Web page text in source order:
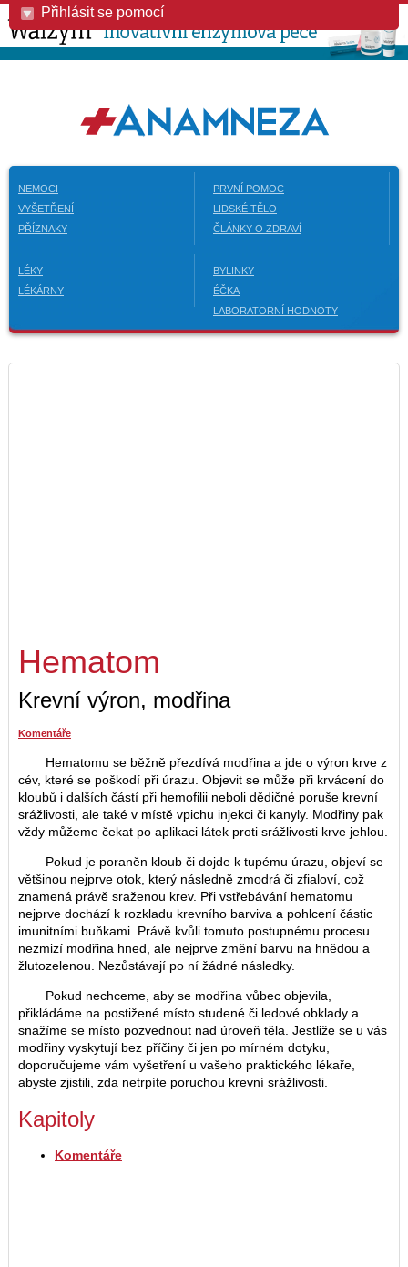
Přihlásit se pomocí
NEMOCI
VYŠETŘENÍ
PŘÍZNAKY
PRVNÍ POMOC
LIDSKÉ TĚLO
ČLÁNKY O ZDRAVÍ
LÉKY
LÉKÁRNY
BYLINKY
ÉČKA
LABORATORNÍ HODNOTY
Hematom
Krevní výron, modřina
Komentáře
Hematomu se běžně přezdívá modřina a jde o výron krve z
cév, které se poškodí při úrazu. Objevit se může při krvácení do
kloubů i dalších částí při hemofilii neboli dědičné poruše krevní
srážlivosti, ale také v místě vpichu injekci či kanyly. Modřiny pak
vždy můžeme čekat po aplikaci látek proti srážlivosti krve jehlou.
Pokud je poraněn kloub či dojde k tupému úrazu, objeví se
většinou nejprve otok, který následně zmodrá či zfialoví, což
znamená právě sraženou krev. Při vstřebávání hematomu
nejprve dochází k rozkladu krevního barviva a pohlcení částic
imunitními buňkami. Právě kvůli tomuto postupnému procesu
nezmizí modřina hned, ale nejprve změní barvu na hnědou a
žlutozelenou. Nezůstávají po ní žádné následky.
Pokud nechceme, aby se modřina vůbec objevila,
přikládáme na postižené místo studené či ledové obklady a
snažíme se místo pozvednout nad úroveň těla. Jestliže se u vás
modřiny vyskytují bez příčiny či jen po mírném dotyku,
doporučujeme vám vyšetření u vašeho praktického lékaře,
abyste zjistili, zda netrpíte poruchou krevní srážlivosti.
Kapitoly
Komentáře